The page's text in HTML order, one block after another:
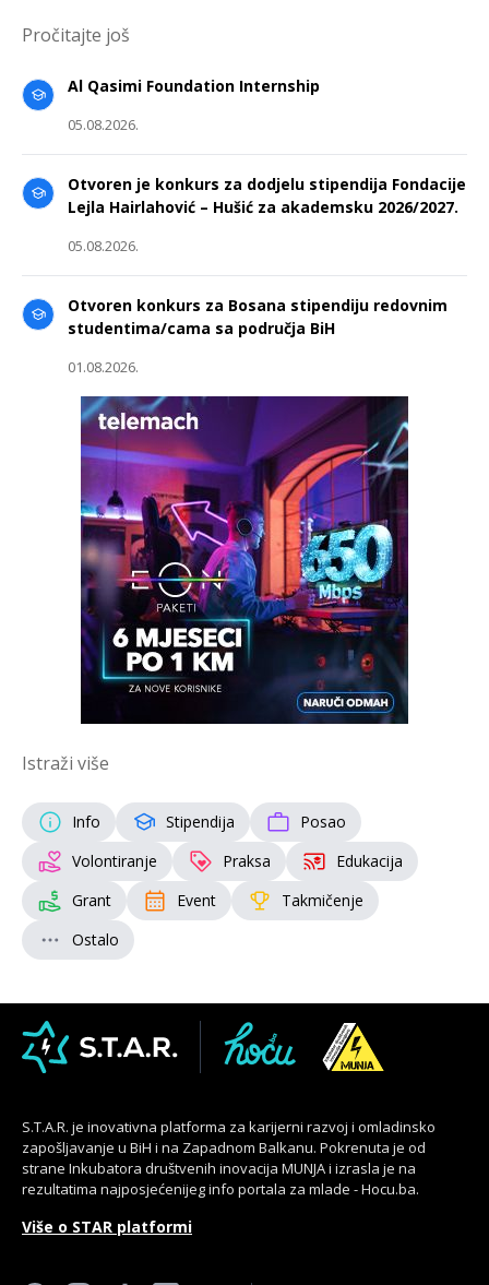
Pročitajte još
Al Qasimi Foundation Internship
05.08.2026.
Otvoren je konkurs za dodjelu stipendija Fondacije
Lejla Hairlahović – Hušić za akademsku 2026/2027.
05.08.2026.
Otvoren konkurs za Bosana stipendiju redovnim
studentima/cama sa područja BiH
01.08.2026.
Istraži više
Info Stipendija
Posao
Volontiranje
Praksa
Edukacija
Grant
Event
Takmičenje
Ostalo
S.T.A.R. je inovativna platforma za karijerni razvoj i omladinsko
zapošljavanje u BiH i na Zapadnom Balkanu. Pokrenuta je od
strane Inkubatora društvenih inovacija MUNJA i izrasla je na
rezultatima najposjećenijeg info portala za mlade - Hocu.ba.
Više o STAR platformi